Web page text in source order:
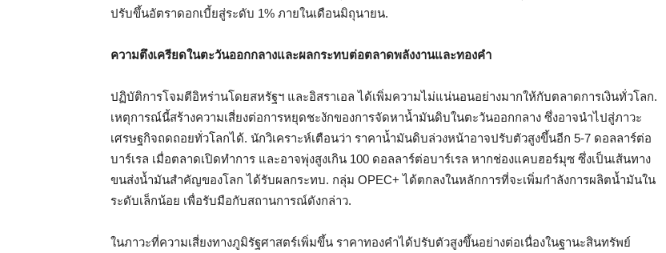
ปรับขึ้นอัตราดอกเบี้ยสู่ระดับ 1% ภายในเดือนมิถุนายน.
ความตึงเครียดในตะวันออกกลางและผลกระทบต่อตลาดพลังงานและทองคำ
ปฏิบัติการโจมตีอิหร่านโดยสหรัฐฯ และอิสราเอล ได้เพิ่มความไม่แน่นอนอย่างมากให้กับตลาดการเงินทั่วโลก.
เหตุการณ์นี้สร้างความเสี่ยงต่อการหยุดชะงักของการจัดหาน้ำมันดิบในตะวันออกกลาง ซึ่งอาจนำไปสู่ภาวะ
เศรษฐกิจถดถอยทั่วโลกได้. นักวิเคราะห์เตือนว่า ราคาน้ำมันดิบล่วงหน้าอาจปรับตัวสูงขึ้นอีก 5-7 ดอลลาร์ต่อ
บาร์เรล เมื่อตลาดเปิดทำการ และอาจพุ่งสูงเกิน 100 ดอลลาร์ต่อบาร์เรล หากช่องแคบฮอร์มุซ ซึ่งเป็นเส้นทาง
ขนส่งน้ำมันสำคัญของโลก ได้รับผลกระทบ. กลุ่ม OPEC+ ได้ตกลงในหลักการที่จะเพิ่มกำลังการผลิตน้ำมันใน
ระดับเล็กน้อย เพื่อรับมือกับสถานการณ์ดังกล่าว.
ในภาวะที่ความเสี่ยงทางภูมิรัฐศาสตร์เพิ่มขึ้น ราคาทองคำได้ปรับตัวสูงขึ้นอย่างต่อเนื่องในฐานะสินทรัพย์